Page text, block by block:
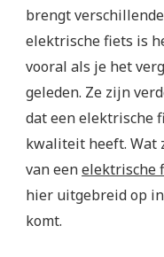
brengt
elektrische fiets is
vooral als je het
geleden. Ze zijn
dat een elektrische
kwaliteit heeft. Wat
van eenelektrische
hier uitgebreid op
komt.